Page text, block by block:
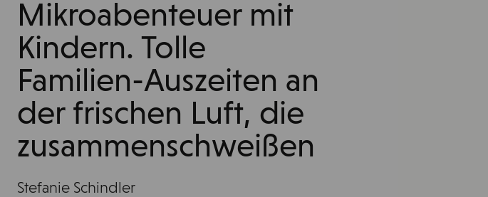
Mikroabenteuer mit
Kindern. Tolle
Familien-Auszeiten an
der frischen Luft, die
zusammenschweißen
Stefanie Schindler